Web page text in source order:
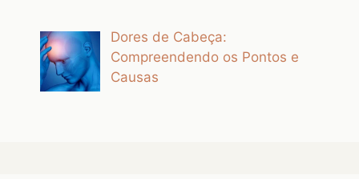
Dores de Cabeça:
Compreendendo os Pontos e
Causas